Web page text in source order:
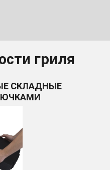
СКЛАДНЫЕ
гриля